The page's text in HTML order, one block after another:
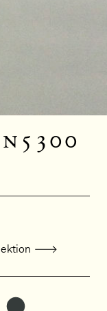
entdecken:
Weitere Varianten